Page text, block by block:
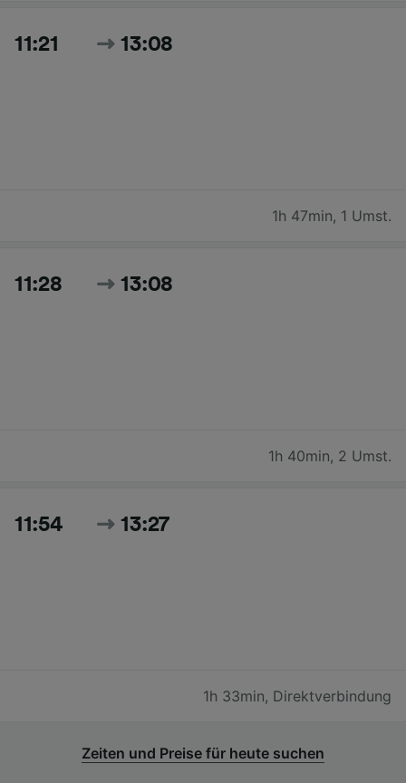
11:21 13:08
1h 47min, 1 Umst.
11:28 13:08
1h 40min, 2 Umst.
11:54 13:27
1h 33min, Direktverbindung
Zeiten und Preise für heute suchen